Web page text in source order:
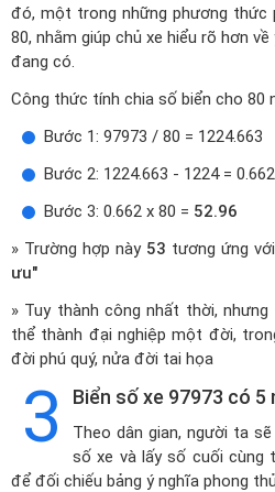
đó, một trong những phương thức
80, nhằm giúp chủ xe hiểu rõ hơn
đang có.
Công thức tính chia số biển cho 80
Bước 1: 97973 / 80 = 1224.663
Bước 2: 1224.663 - 1224 = 0.662
Bước 3: 0.662 x 80 = 52.96
» Trường hợp này 53 tương ứng
ưu"
» Tuy thành công nhất thời,
thể thành đại nghiệp một đời,
đời phú quý, nửa đời tai họa
3 Biển số xe 97973 có 5
Theo dân gian, người ta
số xe và lấy số cuối cùng
để đối chiếu bảng ý nghĩa phong